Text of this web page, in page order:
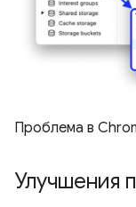
Проблема в
Улучшения